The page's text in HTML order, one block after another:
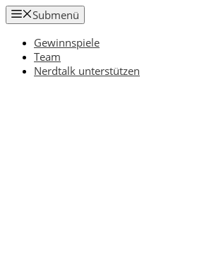
Zum
Inhalt
springen
Submenü
Gewinnspiele
Team
Nerdtalk unterstützen